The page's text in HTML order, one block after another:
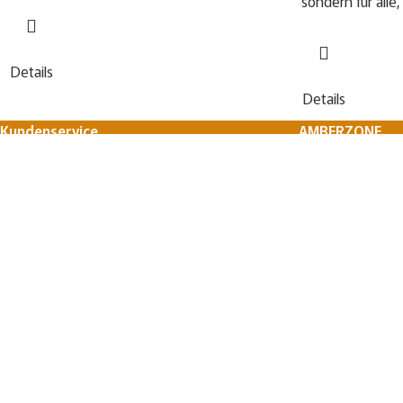
Details
Details
Kundenservice
AMBERZONE